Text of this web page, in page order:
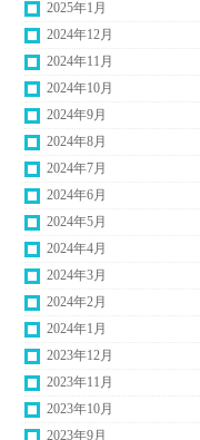
2025年1月
2024年12月
2024年11月
2024年10月
2024年9月
2024年8月
2024年7月
2024年6月
2024年5月
2024年4月
2024年3月
2024年2月
2024年1月
2023年12月
2023年11月
2023年10月
2023年9月